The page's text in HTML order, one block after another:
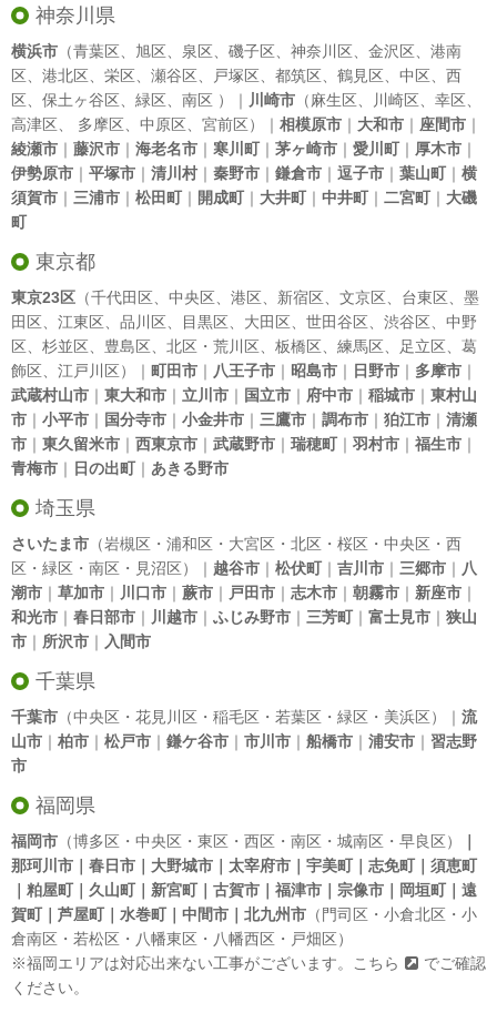
神奈川県
横浜市 （青葉区、 旭区、 泉区、 磯子区、 神奈川区、 金沢区、 港南
区、 港北区、 栄区、 瀬谷区、 戸塚区、 都筑区、 鶴見区、 中区、 西
区、 保土ヶ谷区、 緑区、 南区 ）｜ 川崎市 （麻生区、 川崎区、 幸区、
高津区、 多摩区、 中原区、 宮前区）｜ 相模原市 ｜ 大和市 ｜ 座間市 ｜
綾瀬市 ｜ 藤沢市 ｜ 海老名市 ｜ 寒川町｜ 茅ヶ崎市 ｜ 愛川町｜ 厚木市 ｜
伊勢原市 ｜ 平塚市 ｜ 清川村｜ 秦野市 ｜ 鎌倉市 ｜ 逗子市 ｜ 葉山町｜ 横
須賀市 ｜ 三浦市 ｜ 松田町｜ 開成町｜ 大井町｜ 中井町｜ 二宮町｜ 大磯
町
東京都
東京23区 （千代田区、 中央区、 港区、 新宿区、 文京区、 台東区、 墨
田区、 江東区、 品川区、 目黒区、 大田区、 世田谷区、 渋谷区、 中野
区、 杉並区、 豊島区、 北区 ・ 荒川区、 板橋区、 練馬区、 足立区、 葛
飾区、 江戸川区）｜ 町田市 ｜ 八王子市 ｜ 昭島市 ｜ 日野市 ｜ 多摩市 ｜
武蔵村山市 ｜ 東大和市 ｜ 立川市 ｜ 国立市 ｜ 府中市 ｜ 稲城市 ｜ 東村山
市 ｜ 小平市 ｜ 国分寺市 ｜ 小金井市 ｜ 三鷹市 ｜ 調布市 ｜ 狛江市 ｜ 清瀬
市 ｜ 東久留米市 ｜ 西東京市 ｜ 武蔵野市 ｜ 瑞穂町｜ 羽村市 ｜ 福生市 ｜
青梅市 ｜ 日の出町｜ あきる野市
埼玉県
さいたま市 （岩槻区・浦和区・大宮区・北区・桜区・中央区・西
区・緑区・南区・見沼区）｜ 越谷市 ｜ 松伏町｜ 吉川市 ｜ 三郷市 ｜ 八
潮市 ｜ 草加市 ｜ 川口市 ｜ 蕨市 ｜ 戸田市 ｜ 志木市 ｜ 朝霧市 ｜ 新座市 ｜
和光市 ｜ 春日部市 ｜ 川越市 ｜ ふじみ野市 ｜ 三芳町｜ 富士見市 ｜ 狭山
市 ｜ 所沢市 ｜ 入間市
千葉県
千葉市 （中央区・花見川区・稲毛区・若葉区・緑区・美浜区）｜ 流
山市 ｜ 柏市 ｜ 松戸市 ｜ 鎌ケ谷市 ｜ 市川市 ｜ 船橋市 ｜ 浦安市 ｜ 習志野
市
福岡県
福岡市 （博多区・中央区・東区・西区・南区・城南区・早良区）
那珂川市｜春日市｜大野城市｜太宰府市｜宇美町｜志免町｜須恵町
｜粕屋町｜久山町｜新宮町｜古賀市｜福津市｜宗像市｜岡垣町｜遠
賀町｜芦屋町｜水巻町｜中間市｜北九州市 （門司区・小倉北区・小
倉南区・若松区・八幡東区・八幡西区・戸畑区）
※福岡エリアは対応出来ない工事がございます。
こちら
でご確認
ください。